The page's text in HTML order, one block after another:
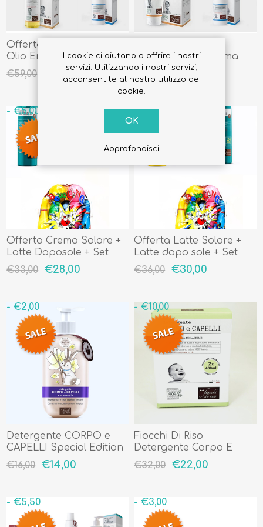
Offerta Fiocchi Di Riso
Olio Emudermico +
Crema Seno Clemulina +
Olio Smagliature
Attivo Kalabiotic
€59,00 €55,00
Emudermico + Crema
Seno Clemulina + Crema
Smagliature
Tasmadermic + Intimo
€59,00 €55,00
- €5,00
Offerta Crema Solare +
Latte Doposole + Set
Birilli da Spiaggia
€33,00 €28,00
- €6,00
Offerta Latte Solare +
Latte dopo sole + Set
Birilli da Spiaggia
€36,00 €30,00
- €2,00
Detergente CORPO e
CAPELLI Special Edition
Aroma Vaniglia
€16,00 €14,00
- €10,00
Fiocchi Di Riso
Detergente Corpo E
Capelli Bipack 2x400 ml
€32,00 €22,00
- €5,50 - €3,00
I cookie ci aiutano a offrire i nostri
servizi. Utilizzando i nostri servizi,
acconsentite al nostro utilizzo dei
cookie.
OK
Approfondisci